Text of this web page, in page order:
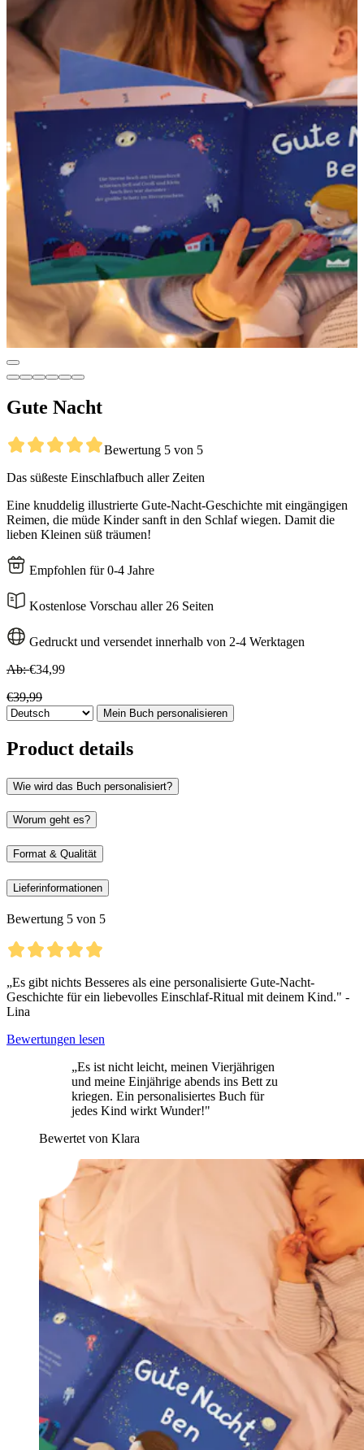
Gute Nacht
Bewertung 5 von 5
Das süßeste Einschlafbuch aller Zeiten
Eine knuddelig illustrierte Gute-Nacht-Geschichte mit eingängigen
Reimen, die müde Kinder sanft in den Schlaf wiegen. Damit die
lieben Kleinen süß träumen!
Empfohlen für 0-4 Jahre
Kostenlose Vorschau aller 26 Seiten
Gedruckt und versendet innerhalb von 2-4 Werktagen
Ab:€34,99
€39,99
Mein Buch personalisieren
Product details
Wie wird das Buch personalisiert?
Worum geht es?
Format & Qualität
Lieferinformationen
Bewertung 5 von 5
„Es gibt nichts Besseres als eine personalisierte Gute-Nacht-
Geschichte für ein liebevolles Einschlaf-Ritual mit deinem Kind." -
Lina
Bewertungen lesen
„Es ist nicht leicht, meinen Vierjährigen
und meine Einjährige abends ins Bett zu
kriegen. Ein personalisiertes Buch für
jedes Kind wirkt Wunder!"
Bewertet von Klara